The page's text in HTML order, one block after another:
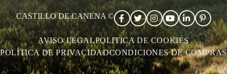
CASTILLO DE CANENA ©
AVISO LEGALPOLITICA DE COOKIES
POLÍTICA DE PRIVACIDADCONDICIONES DE COMPRAS